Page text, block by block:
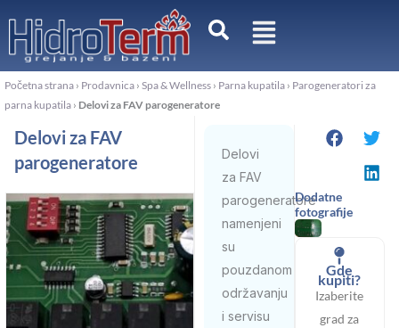
sadržaj
Početna strana › Prodavnica › Spa & Wellness › Parna kupatila › Parogeneratori za
parna kupatila › Delovi za FAV parogeneratore
Delovi za FAV
parogeneratore
Delovi
za FAV
parogeneratore
namenjeni
su
pouzdanom
održavanju
i servisu
Dodatne
fotografije
Gde
kupiti?
Izaberite
grad za